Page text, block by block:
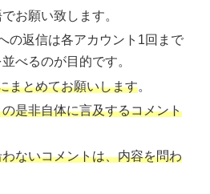
お願い致します。
の返信は各アカウント1回まで
べるのが目的です。
まとめてお願いします。
是非自体に言及するコメント
ないコメントは、内容を問わ